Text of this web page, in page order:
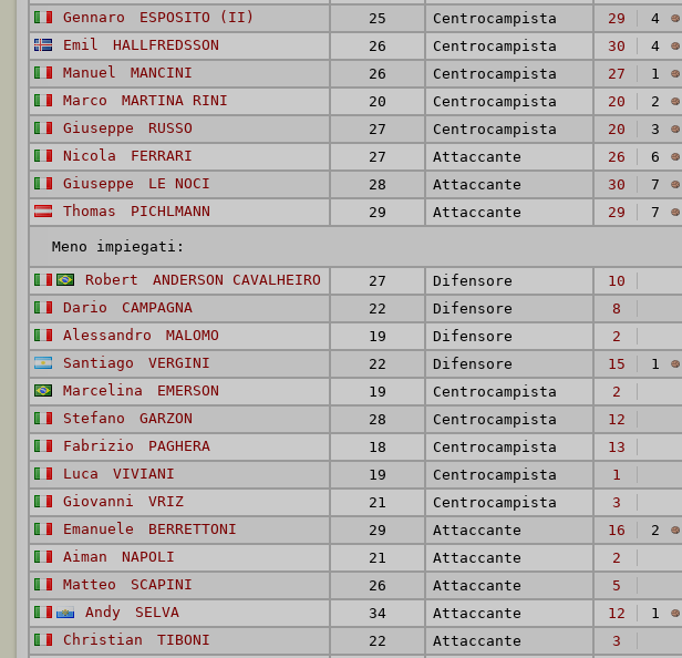
Gennaro
ESPOSITO (II) 25 Centrocampista 29 4
Emil
HALLFREDSSON 26 Centrocampista 30 4
Manuel
MANCINI 26 Centrocampista 27 1
Marco
MARTINA RINI 20 Centrocampista 20 2
Giuseppe
RUSSO 27 Centrocampista 20 3
Nicola
FERRARI 27 Attaccante 26 6
Giuseppe
LE NOCI 28 Attaccante 30 7
Thomas
PICHLMANN 29 Attaccante 29 7
Meno impiegati:
Robert
ANDERSON CAVALHEIRO 27 Difensore 10
Dario
CAMPAGNA 22 Difensore 8
Alessandro
MALOMO 19 Difensore 2
Santiago
VERGINI 22 Difensore 15 1
Marcelina
EMERSON 19 Centrocampista 2
Stefano
GARZON 28 Centrocampista 12
Fabrizio
PAGHERA 18 Centrocampista 13
Luca
VIVIANI 19 Centrocampista 1
Giovanni
VRIZ 21 Centrocampista 3
Emanuele
BERRETTONI 29 Attaccante 16 2
Aiman
NAPOLI 21 Attaccante 2
Matteo
SCAPINI 26 Attaccante 5
Andy
SELVA 34 Attaccante 12 1
Christian
TIBONI 22 Attaccante 3